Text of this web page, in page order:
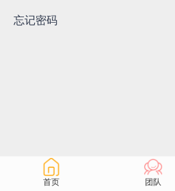
忘记密码
首页 团队